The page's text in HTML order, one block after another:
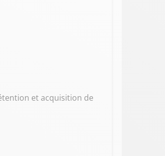
et acquisition de